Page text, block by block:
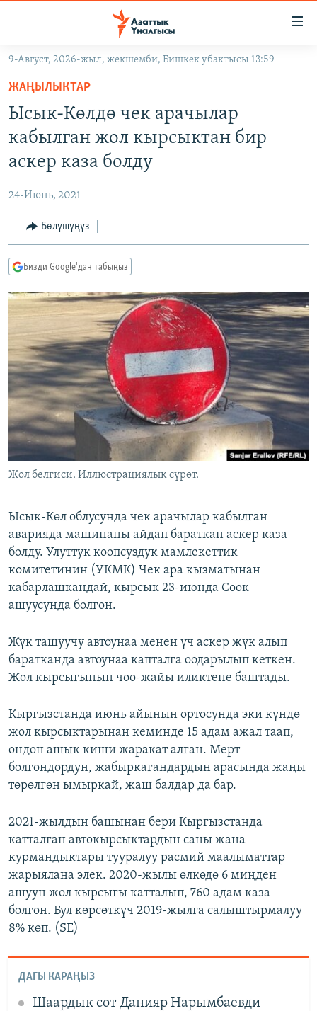
Навигацияга
өтүңүз
Издөөгө
салыңызКЫРГЫЗСТАН
МАДАНИЯТ
ДҮЙНӨ
ТВ ПРОГРАММАЛАР
БҮГҮН АЗАТТЫКТА
ДАНИСТЕ
ЭЖЕ-СИҢДИЛЕР
АЗАТТЫК+
ЫҢГАЙСЫЗ СУРООЛОР
ПОДКАСТ
Русский
ОНЛАЙН ШЕРИНЕ
ЭЕ/АРнун бардык сайттары
9-Август, 2026-жыл, жекшемби, Бишкек убактысы 13:59
ЖАҢЫЛЫКТАР
Ысык-Көлдө чек арачылар
кабылган жол кырсыктан бир
аскер каза болду
24-Июнь, 2021
Бөлүшүңүз
Бизди Google'дан табыңыз
Жол белгиси. Иллюстрациялык сүрөт.
Ысык-Көл облусунда чек арачылар кабылган
аварияда машинаны айдап бараткан аскер каза
болду. Улуттук коопсуздук мамлекеттик
комитетинин (УКМК) Чек ара кызматынан
кабарлашкандай, кырсык 23-июнда Сөөк
ашуусунда болгон.
Жүк ташуучу автоунаа менен үч аскер жүк алып
баратканда автоунаа капталга оодарылып кеткен.
Жол кырсыгынын чоо-жайы иликтене баштады.
Кыргызстанда июнь айынын ортосунда эки күндө
жол кырсыктарынан кеминде 15 адам ажал таап,
ондон ашык киши жаракат алган. Мерт
болгондордун, жабыркагандардын арасында жаңы
төрөлгөн ымыркай, жаш балдар да бар.
2021-жылдын башынан бери Кыргызстанда
катталган автокырсыктардын саны жана
курмандыктары тууралуу расмий маалыматтар
жарыялана элек. 2020-жылы өлкөдө 6 миңден
ашуун жол кырсыгы катталып, 760 адам каза
болгон. Бул көрсөткүч 2019-жылга салыштырмалуу
8% көп. (SE)
ДАГЫ КАРАҢЫЗ
Шаардык сот Данияр Нарымбаевди